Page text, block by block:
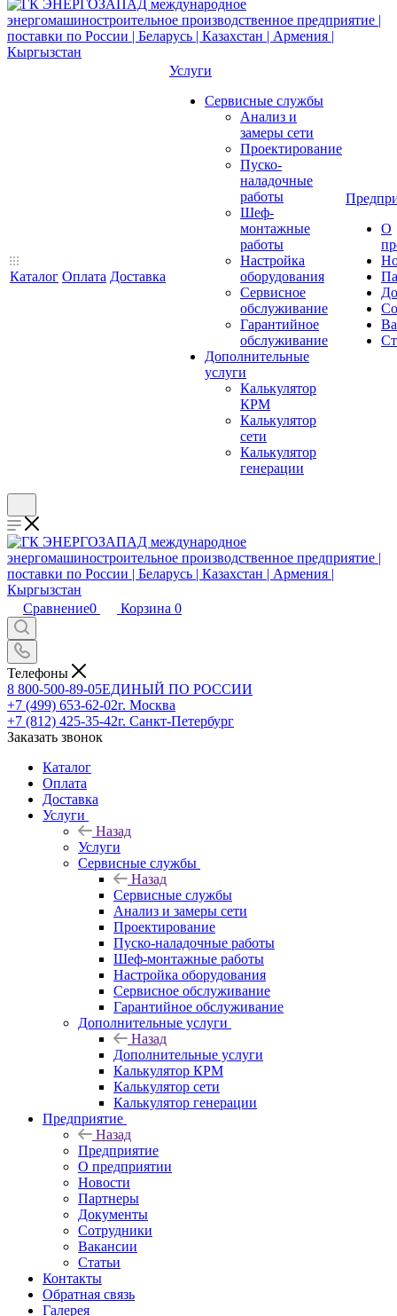
Каталог Оплата Доставка
Услуги
Сервисные службы
Анализ и
замеры сети
Проектирование
Пуско-
наладочные
работы
Шеф-
монтажные
работы
Настройка
оборудования
Сервисное
обслуживание
Гарантийное
обслуживание
Дополнительные
услуги
Калькулятор
КРМ
Калькулятор
сети
Калькулятор
генерации
О
Сравнение0 Корзина 0
Телефоны
8 800-500-89-05ЕДИНЫЙ ПО РОССИИ
+7 (499) 653-62-02г. Москва
+7 (812) 425-35-42г. Санкт-Петербург
Заказать звонок
Каталог
Оплата
Доставка
Услуги
Назад
Услуги
Сервисные службы
Назад
Сервисные службы
Анализ и замеры сети
Проектирование
Пуско-наладочные работы
Шеф-монтажные работы
Настройка оборудования
Сервисное обслуживание
Гарантийное обслуживание
Дополнительные услуги
Назад
Дополнительные услуги
Калькулятор КРМ
Калькулятор сети
Калькулятор генерации
Предприятие
Назад
Предприятие
О предприятии
Новости
Партнеры
Документы
Сотрудники
Вакансии
Статьи
Контакты
Обратная связь
Галерея